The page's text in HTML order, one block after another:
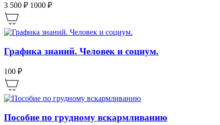
3 500 ₽ 1000 ₽
Графика знаний. Человек и социум.
100 ₽
Пособие по грудному вскармливанию